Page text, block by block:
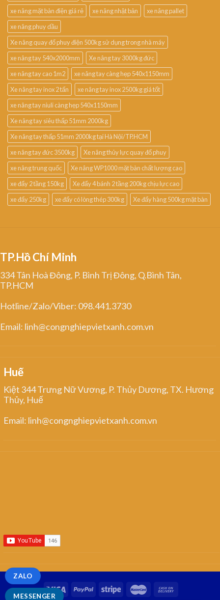
xe nâng mặt bàn điện giá rẻ
xe nâng nhật bản
xe nâng pallet
xe nâng phuy dầu
Xe nâng quay đổ phuy điện 500kg sử dụng trong nhà máy
xe nâng tay 540x2000mm
Xe nâng tay 3000kg đức
xe nâng tay cao 1m2
xe nâng tay càng hẹp 540x1150mm
Xe nâng tay inox 2 tấn
xe nâng tay inox 2500kg giá tốt
xe nâng tay niuli càng hẹp 540x1150mm
Xe nâng tay siêu thấp 51mm 2000kg
Xe nâng tay thấp 51mm 2000kg tại Hà Nội/TP.HCM
xe nâng tay đức 3500kg
Xe nâng thủy lực quay đổ phuy
xe nâng trung quốc
Xe nâng WP1000 mặt bàn chất lượng cao
xe đẩy 2 tầng 150kg
Xe đẩy 4 bánh 2 tầng 200kg chịu lực cao
xe đẩy 250kg
xe đẩy có lòng thép 300kg Xe đẩy hàng 500kg mặt bàn
TP.Hồ Chí Minh
334 Tân Hoà Đông, P. Bình Trị Đông, Q.Bình Tân,
TP.HCM
Hotline/Zalo/Viber: 098.441.3730
Email: linh@congnghiepvietxanh.com.vn
Huế
Kiệt 344 Trưng Nữ Vương, P. Thủy Dương, TX. Hương
Thủy, Huế
Email: linh@congnghiepvietxanh.com.vn
MESSENGER
ZALO